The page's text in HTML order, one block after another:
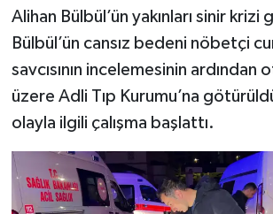
Alihan Bülbül’ün yakınları sinir krizi
Bülbül’ün cansız bedeni nöbetçi
savcısının incelemesinin ardından
üzere Adli Tıp Kurumu’na
olayla ilgili çalışma başlattı.